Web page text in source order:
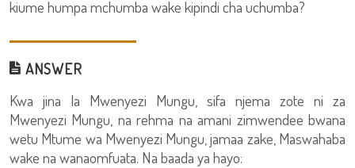
kiume humpa mchumba wake kipindi cha uchumba?
ANSWER
Kwa jina la Mwenyezi Mungu, sifa njema zote ni za
Mwenyezi Mungu, na rehma na amani zimwendee bwana
wetu Mtume wa Mwenyezi Mungu, jamaa zake, Maswahaba
wake na wanaomfuata. Na baada ya hayo: